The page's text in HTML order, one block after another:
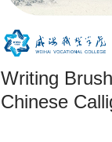
Writing
Chinese